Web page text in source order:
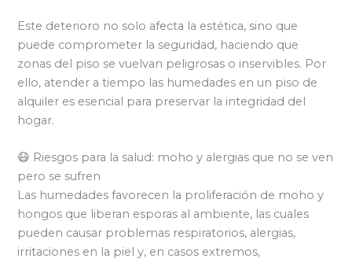
Este deterioro no solo afecta la estética, sino que
puede comprometer la seguridad, haciendo que
zonas del piso se vuelvan peligrosas o inservibles. Por
ello, atender a tiempo las humedades en un piso de
alquiler es esencial para preservar la integridad del
hogar.
😷 Riesgos para la salud: moho y alergias que no se ven
pero se sufren
Las humedades favorecen la proliferación de moho y
hongos que liberan esporas al ambiente, las cuales
pueden causar problemas respiratorios, alergias,
irritaciones en la piel y, en casos extremos,